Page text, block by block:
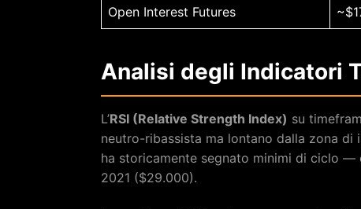
Open Interest Futures
Analisi degli Indicatori
L’RSI (Relative Strength Index) su
neutro-ribassista ma lontano dalla zona
ha storicamente segnato minimi di ciclo —
2021 ($29.000).